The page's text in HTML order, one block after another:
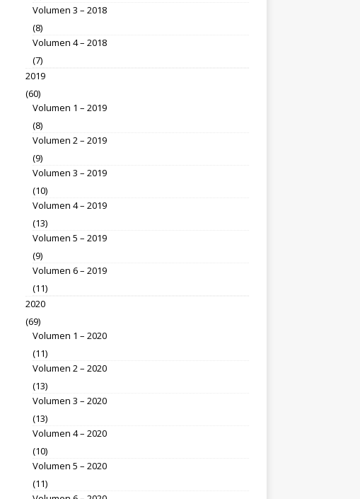
Volumen 3 – 2018
(8)
Volumen 4 – 2018
(7)
2019
(60)
Volumen 1 – 2019
(8)
Volumen 2 – 2019
(9)
Volumen 3 – 2019
(10)
Volumen 4 – 2019
(13)
Volumen 5 – 2019
(9)
Volumen 6 – 2019
(11)
2020
(69)
Volumen 1 – 2020
(11)
Volumen 2 – 2020
(13)
Volumen 3 – 2020
(13)
Volumen 4 – 2020
(10)
Volumen 5 – 2020
(11)